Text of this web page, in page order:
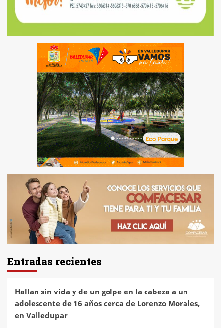
Entradas recientes
Hallan sin vida y de un golpe en la cabeza a un
adolescente de 16 años cerca de Lorenzo Morales,
en Valledupar